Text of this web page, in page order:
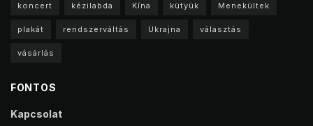
koncert kézilabda Kína kütyük Menekültek
plakát rendszerváltás Ukrajna választás
vásárlás
FONTOS
Kapcsolat